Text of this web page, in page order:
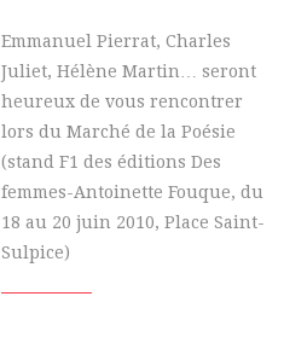
Emmanuel Pierrat, Charles
Juliet, Hélène Martin… seront
heureux de vous rencontrer
lors du Marché de la Poésie
(stand F1 des éditions Des
femmes-Antoinette Fouque, du
18 au 20 juin 2010, Place Saint-
Sulpice)